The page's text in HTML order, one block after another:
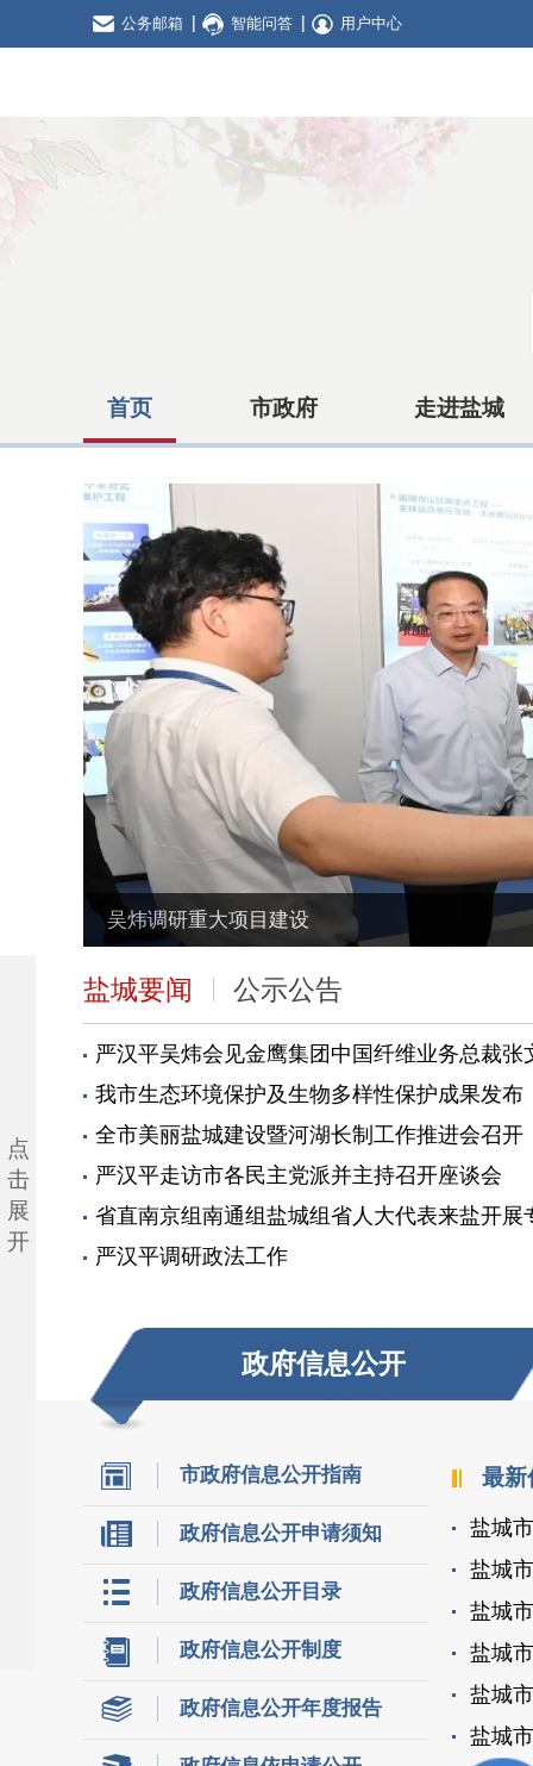
公务邮箱 智能问答 用户中心
首页 市政府 走进盐城
盐城要闻 公示公告
严汉平吴炜会见金鹰集团中国纤维业务总裁张
我市生态环境保护及生物多样性保护成果发布
全市美丽盐城建设暨河湖长制工作推进会召开
严汉平走访市各民主党派并主持召开座谈会
省直南京组南通组盐城组省人大代表来盐开展
严汉平调研政法工作
政府信息公开
市政府信息公开指南
政府信息公开申请须知
政府信息公开目录
政府信息公开制度
政府信息公开年度报告
最新
盐城
盐城
盐城
盐城
盐城
盐城
点
击
展
开